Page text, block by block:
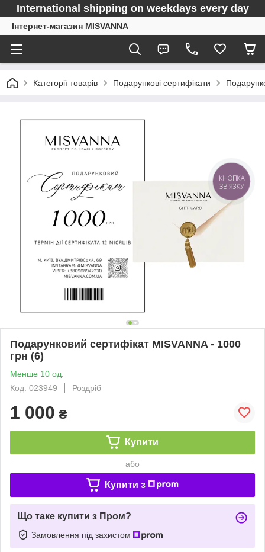
International shipping on weekdays every day
Інтернет-магазин MISVANNA
Категорії товарів Подарункові сертифікати
Подарунковий сертифікат MISVANNA - 1000
грн (6)
Менше 10 од.
Код: 023949
Роздріб
1 000 ₴
Купити
або
Купити з
Що таке купити з Пром?
Замовлення під захистом
КНОПКА
ЗВ'ЯЗКУ